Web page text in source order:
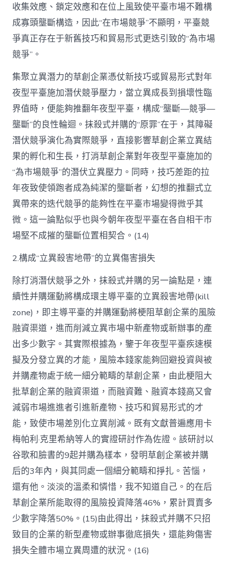
收集效應、鎖定效應和在位上風致使平臺市場不難構
成寡頭壟斷構造，因此“在市場競爭”不顯明，平臺競
爭真正存在于新舊技巧和貿易形式更迭引致的“為市場
競爭”。
集聚立異潛力的草創企業憑仗新技巧或貿易形式對年
夜型平臺施加潛伏競爭壓力，當立異成長到損壞性臨
界值時，便能夠推翻年夜型平臺，構成“壟斷—競爭—
壟斷”的良性輪迴。抹殺式并購的“原罪”在于，其障礙
潛伏競爭演化為實際競爭，直接影響草創企業立異結
果的孵化和生長，打消草創企業對年夜型平臺施加的
“為市場競爭”的潛伏立異壓力。同時，技巧差距的拉
年夜致使領跑者成為純潔的壟斷者，幻想的推翻式立
異帶來的迭代競爭的能夠性在平臺市場變得微乎其
微。這一論點似乎也與今朝年夜型平臺在各自相干市
場堅不成摧的壟斷位置相契合。(14)
2.構成“立異殺害地帶”的立異傷害損失
除打消潛伏競爭之外，抹殺式并購的另一論點是，連
續性并購運動將構成環主導平臺的立異殺害地帶(kill
zone)，即主導平臺的并購運動將梗阻草創企業的風險
融資渠道，進而削減立異市場中新產物或新辦事的產
出多少數字。其實際根據為，鑒于年夜型平臺疾速模
擬及分發立異的才能，風險本錢家能夠回避投資與被
并購產物處于統一細分範疇的草創企業，由此梗阻大
批草創企業的融資渠道，而融資難、融資本錢高又會
減弱市場進進者引進新產物、技巧和貿易形式的才
能，致使市場差別化立異削減。既有文獻普遍應用卡
梅帕利·克里希納等人的實證研討作為佐證。該研討以
谷歌和臉書的9起并購為樣本，發明草創企業被并購
后的3年內，與其同處一個細分範疇和掙扎。苦惱，
還有他。淡淡的溫柔和憐惜，我不知道自己。的在后
草創企業所能取得的風險投資降落46%，累計買賣多
少數字降落50%。(15)由此得出，抹殺式并購不只招
致目的企業的新型產物或辦事徹底損失，還能夠傷害
損失全體市場立異周遭的狀況。(16)